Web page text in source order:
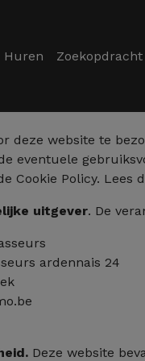
Huren Zoekopdracht
deze website te
eventuele
Cookie Policy. Lees
uitgever. De
ardennais 24
Deze website